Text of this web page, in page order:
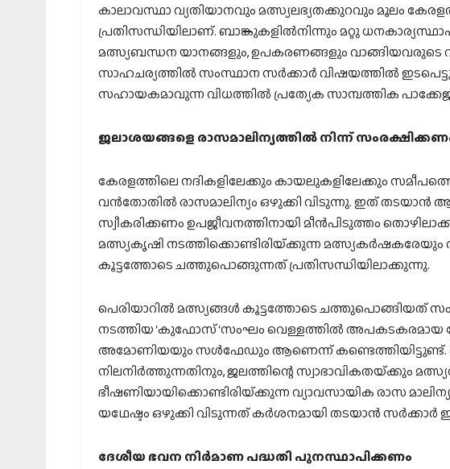
കാലാവസ്ഥാ വ്യതിയാനവും മത്സ്യലഭ്യതക്കുറവും മൂലം
പ്രതിസന്ധിയിലാണ്. ബാങ്കുകളില്‍നിന്നും മറ്റു
മത്സ്യബന്ധന യാനങ്ങളും, ഉപകരണങ്ങളും വാങ്ങിയവരുടെ
സാഹചര്യത്തില്‍ സംസ്ഥാന സര്‍ക്കാര്‍ വിഷയത്തില്‍
സഹായകമാവുന്ന വിധത്തില്‍ പ്രത്യേക സാമ്പത്തിക
ജലാശയങ്ങളെ രാസമാലിന്യത്തില്‍ നിന്ന്
കേരളത്തിലെ നദികളിലേക്കും കായലുകളിലേക്കും
വന്‍തോതില്‍ രാസമാലിന്യം ഒഴുക്കി വിടുന്നു. ഇത് തടയാന്‍
സ്വീകരിക്കണം ഉപജീവനത്തിനായി മീന്‍പിടുത്തം
മത്സ്യകൃഷി നടത്തിക്കൊണ്ടിരിയ്‌ക്കുന്ന മത്സ്യകര്‍ഷകരേയും
കൂട്ടത്തോടെ ചത്തുപൊങ്ങുന്നത് പ്രതിസന്ധിയിലാക്കുന്നു.
പെരിയാറില്‍ മത്സ്യങ്ങള്‍ കൂട്ടത്തോടെ ചത്തുപൊങ്ങിയത്
നടത്തിയ ‘കുഫോസ് ‘സംഘം വെള്ളത്തില്‍ അപകടകരമായ
അമോണിയയും സള്‍ഫേഡും ആണെന്ന് കണ്ടെത്തിയിട്ടുണ്ട്.
നിലനിര്‍ത്തുന്നതിനും, ജലത്തിന്റെ സ്വാഭാവികതയ്‌ക്കും
ഭീഷണിയായിക്കൊണ്ടിരിയ്‌ക്കുന്ന വ്യാവസായിക രാസ
യഥേഷ്ടം ഒഴുക്കി വിടുന്നത് കര്‍ശനമായി തടയാന്‍ സര്‍ക്കാര്‍
ദേശീയ ഭവന നിര്‍മാണ പദ്ധതി പുനസ്ഥാപിക്കണം